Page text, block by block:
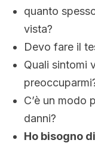
quanto
vista?
Devo fare il
Quali sintomi
C’è un modo
danni?
Ho bisogno